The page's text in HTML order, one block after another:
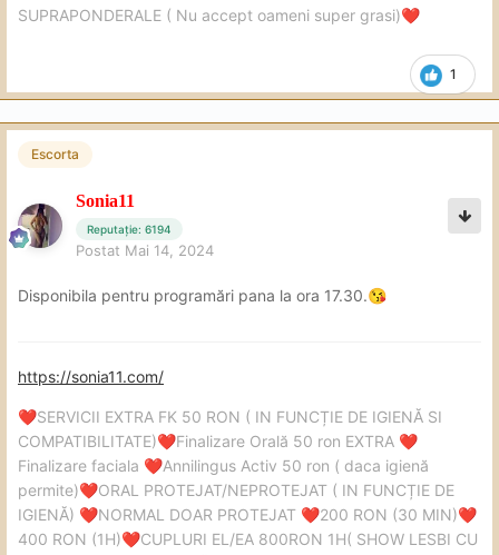
1
SUPRAPONDERALE ( Nu accept oameni super grasi)❤️
Escorta
Sonia11
Reputație: 6194
Postat Mai 14, 2024
Disponibila pentru programări pana la ora 17.30.😘
https://sonia11.com/
❤️SERVICII EXTRA FK 50 RON ( IN FUNCȚIE DE IGIENĂ SI
COMPATIBILITATE)❤️Finalizare Orală 50 ron EXTRA ❤️
Finalizare faciala ❤️Annilingus Activ 50 ron ( daca igienă
permite)❤️ORAL PROTEJAT/NEPROTEJAT ( IN FUNCȚIE DE
IGIENĂ) ❤️NORMAL DOAR PROTEJAT ❤️200 RON (30 MIN)❤️
400 RON (1H)❤️CUPLURI EL/EA 800RON 1H( SHOW LESBI CU